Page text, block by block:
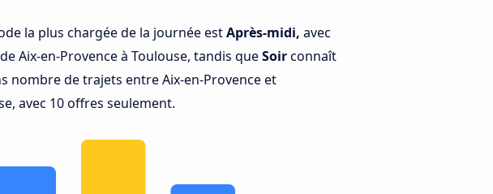
la plus chargée de la journée estAprès-midi, avec
Aix-en-Provence à Toulouse, tandis queSoirconnaît
nombre de trajets entre Aix-en-Provence et
avec 10 offres seulement.